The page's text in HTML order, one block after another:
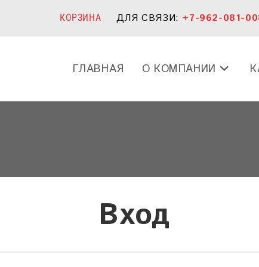
КОРЗИНА ДЛЯ СВЯЗИ: +7-962-081-
ГЛАВНАЯ О КОМПАНИИ
Вход